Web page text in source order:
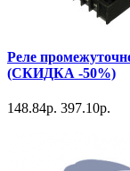
Реле
(СКИДКА -50%)
148.84р. 397.10р.